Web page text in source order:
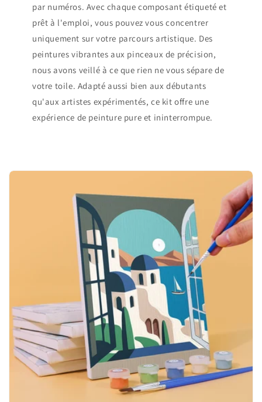
par numéros. Avec chaque composant étiqueté et
prêt à l'emploi, vous pouvez vous concentrer
uniquement sur votre parcours artistique. Des
peintures vibrantes aux pinceaux de précision,
nous avons veillé à ce que rien ne vous sépare de
votre toile. Adapté aussi bien aux débutants
qu'aux artistes expérimentés, ce kit offre une
expérience de peinture pure et ininterrompue.